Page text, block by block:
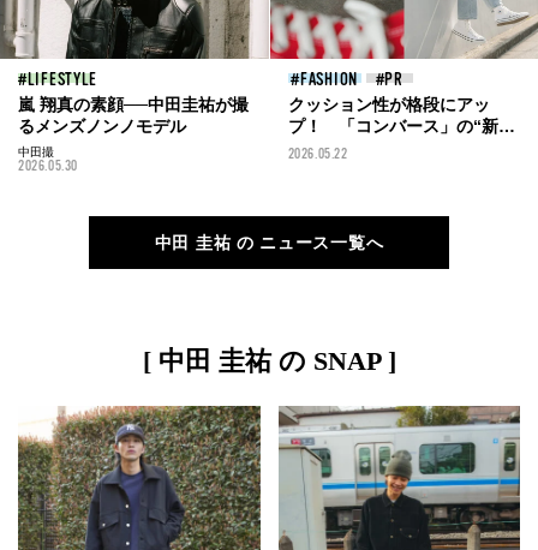
LIFESTYLE
嵐 翔真の素顔──中田圭祐が撮
るメンズノンノモデル
中田撮
2026.05.30
FASHION
クッション性が格段にアッ
プ！ 「コンバース」の“新生
オールスター”と服好き３人の
2026.05.22
中田 圭祐 の ニュース一覧へ
[ 中田 圭祐 の SNAP ]